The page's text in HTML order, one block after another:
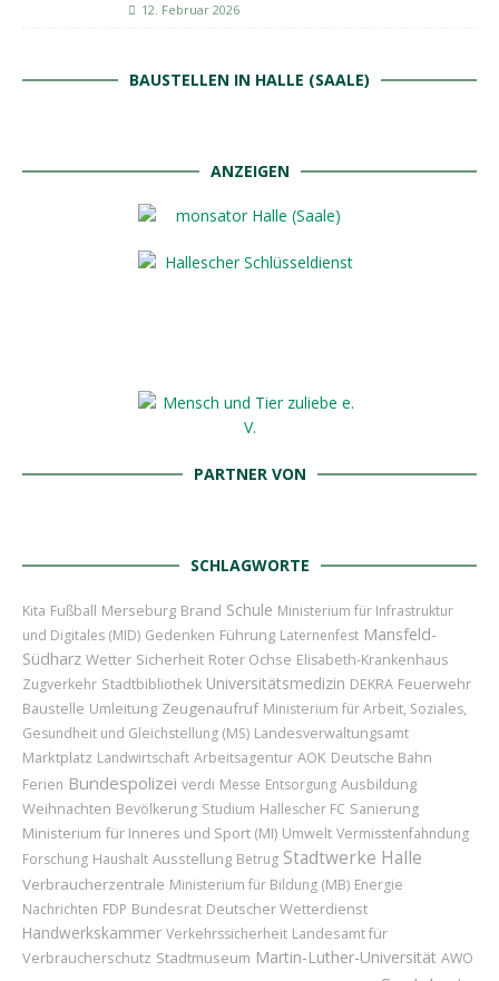
12. Februar 2026
BAUSTELLEN IN HALLE (SAALE)
ANZEIGEN
PARTNER VON
SCHLAGWORTE
Kita Fußball Merseburg Brand Schule Ministerium für Infrastruktur
und Digitales (MID) Gedenken Führung Laternenfest Mansfeld-
Südharz Wetter Sicherheit Roter Ochse Elisabeth-Krankenhaus
Zugverkehr Stadtbibliothek Universitätsmedizin DEKRA Feuerwehr
Baustelle Umleitung Zeugenaufruf Ministerium für Arbeit, Soziales,
Gesundheit und Gleichstellung (MS) Landesverwaltungsamt
Marktplatz Landwirtschaft Arbeitsagentur AOK Deutsche Bahn
Ferien Bundespolizei verdi Messe Entsorgung Ausbildung
Weihnachten Bevölkerung Studium Hallescher FC Sanierung
Ministerium für Inneres und Sport (MI) Umwelt Vermisstenfahndung
Forschung Haushalt Ausstellung Betrug Stadtwerke Halle
Verbraucherzentrale Ministerium für Bildung (MB) Energie
Nachrichten FDP Bundesrat Deutscher Wetterdienst
Handwerkskammer Verkehrssicherheit Landesamt für
Verbraucherschutz Stadtmuseum Martin-Luther-Universität AWO